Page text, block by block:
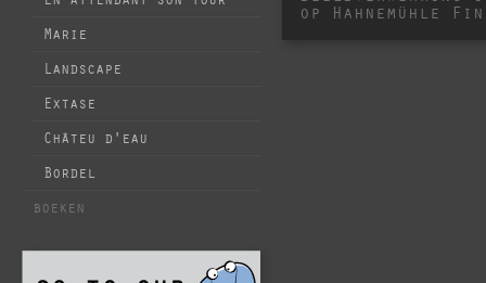
Marie
Landscape
Extase
Châteu d'eau
Bordel
boeken
op Hahnemühle